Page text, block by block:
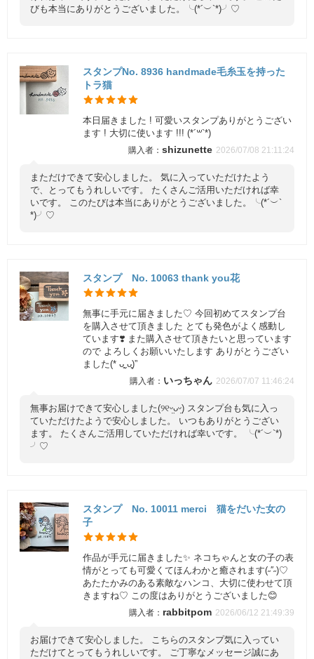
びも本当にありがとうございました。╰(*´︶`*)╯♡
スタンプNo. 8936 handmade毛糸玉を持った
トラ猫
本日届きました ! 可愛いスタンプありがとうござい
ます ! 大切に使います !!! (*´꒳`*)
shizunette 2026/07/08 21:11:24
まただけできて安心しました。 気に入っていただけたよう
で、とってもうれしいです。 たくさんご活用いただければ幸
いです。 このたびは本当にありがとうございました。╰(*´︶`
*)╯♡
スタンプ No. 10063 thank you花
無事に手元に届きました♡ 今回初めてスタンプ台
を購入させて頂きました とても発色がよく感動し
ています❣️ また購入させて頂きたいと思っています
ので よろしくお願いいたします ありがとうござい
ました(* ᴗ͈ˬᴗ͈)”
いっちゃん 2026/07/07 11:46:24
無事お届けできて安心しました(୨୧ᵕ̤ᴗᵕ̤) スタンプ台も気に入っ
ていただけたようで安心しました。 いつもありがとうござい
ます。 たくさんご活用していただければ幸いです。 ╰(*´︶`*)
╯♡
スタンプ No. 10011 merci 猫をだいた女の
子
作品が手元に届きました✨ ネコちゃんと女の子の表
情がとっても可愛くてほんわかと癒されます(˶′′˶)♡
あたたかみのある素敵なハンコ、大切に使わせて頂
きますね♡ この度はありがとうございました😊
rabbitpom 2026/06/12 21:49:39
お届けできて安心しました。 こちらのスタンプ気に入ってい
ただけてとってもうれしいです。 ご丁寧なメッセージ誠にあ